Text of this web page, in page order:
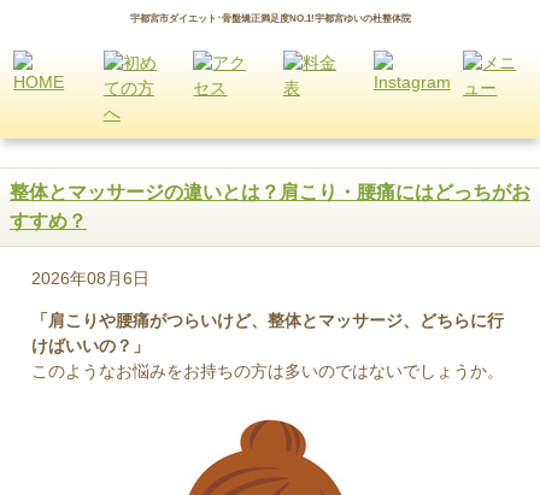
宇都宮市ダイエット･骨盤矯正満足度NO.1!宇都宮ゆいの杜整体院
整体とマッサージの違いとは？肩こり・腰痛にはどっちがお
すすめ？
2026年08月6日
「肩こりや腰痛がつらいけど、整体とマッサージ、どちらに行
けばいいの？」
このようなお悩みをお持ちの方は多いのではないでしょうか。